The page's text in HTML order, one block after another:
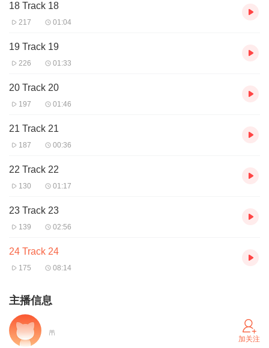
18 Track 18
217 01:04
19 Track 19
226 01:33
20 Track 20
197 01:46
21 Track 21
187 00:36
22 Track 22
130 01:17
23 Track 23
139 02:56
24 Track 24
175 08:14
主播信息
加关注